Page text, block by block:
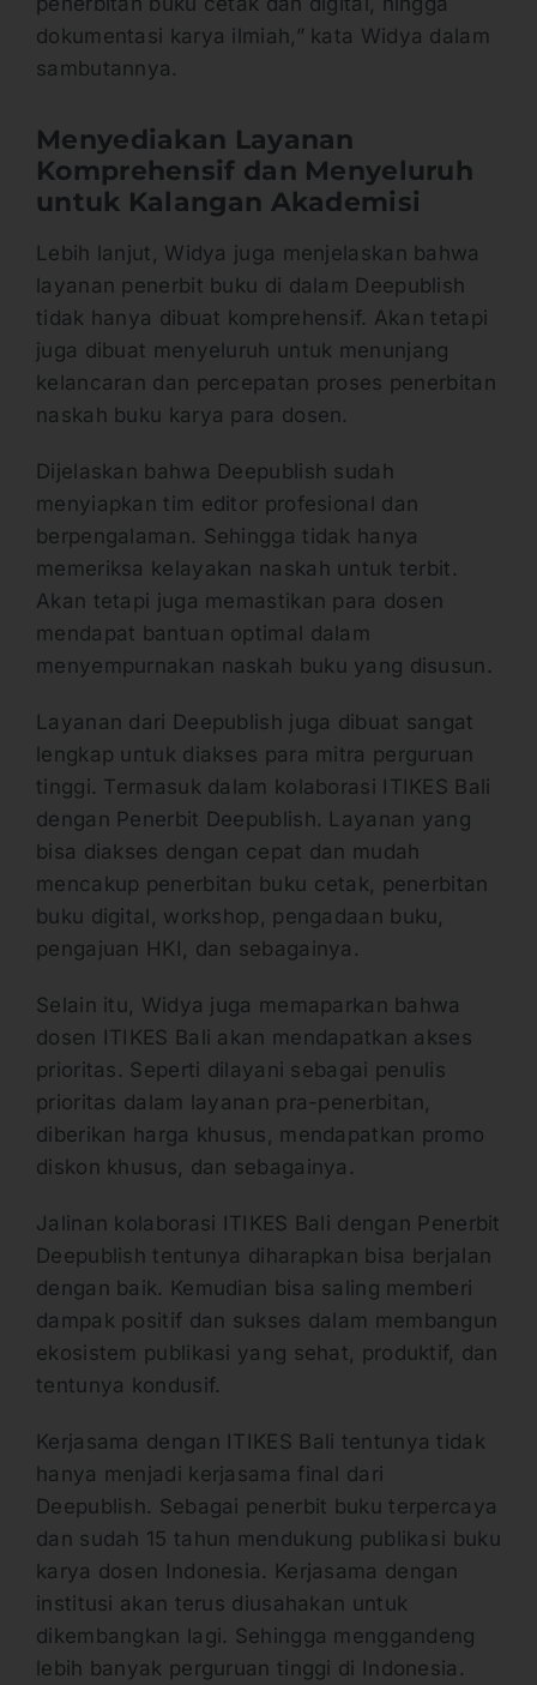
dokumentasi karya ilmiah,” kata Widya dalam
sambutannya.
Menyediakan Layanan
Komprehensif dan Menyeluruh
untuk Kalangan Akademisi
Lebih lanjut, Widya juga menjelaskan bahwa
layanan penerbit buku di dalam Deepublish
tidak hanya dibuat komprehensif. Akan tetapi
juga dibuat menyeluruh untuk menunjang
kelancaran dan percepatan proses penerbitan
naskah buku karya para dosen.
Dijelaskan bahwa Deepublish sudah
menyiapkan tim editor profesional dan
berpengalaman. Sehingga tidak hanya
memeriksa kelayakan naskah untuk terbit.
Akan tetapi juga memastikan para dosen
mendapat bantuan optimal dalam
menyempurnakan naskah buku yang disusun.
Layanan dari Deepublish juga dibuat sangat
lengkap untuk diakses para mitra perguruan
tinggi. Termasuk dalam kolaborasi ITIKES Bali
dengan Penerbit Deepublish. Layanan yang
bisa diakses dengan cepat dan mudah
mencakup penerbitan buku cetak, penerbitan
buku digital, workshop, pengadaan buku,
pengajuan HKI, dan sebagainya.
Selain itu, Widya juga memaparkan bahwa
dosen ITIKES Bali akan mendapatkan akses
prioritas. Seperti dilayani sebagai penulis
prioritas dalam layanan pra-penerbitan,
diberikan harga khusus, mendapatkan promo
diskon khusus, dan sebagainya.
Jalinan kolaborasi ITIKES Bali dengan Penerbit
Deepublish tentunya diharapkan bisa berjalan
dengan baik. Kemudian bisa saling memberi
dampak positif dan sukses dalam membangun
ekosistem publikasi yang sehat, produktif, dan
tentunya kondusif.
Kerjasama dengan ITIKES Bali tentunya tidak
hanya menjadi kerjasama final dari
Deepublish. Sebagai penerbit buku terpercaya
dan sudah 15 tahun mendukung publikasi buku
karya dosen Indonesia. Kerjasama dengan
institusi akan terus diusahakan untuk
dikembangkan lagi. Sehingga menggandeng
lebih banyak perguruan tinggi di Indonesia.